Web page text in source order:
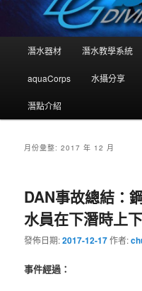
潛水器材 潛水教學系統
aquaCorps 水攝分享
潛點介紹
月份彙整:2017 年 12 月
DAN事故總結：
水員在下潛時上
發佈日期:2017-12-17作者:
事件經過：